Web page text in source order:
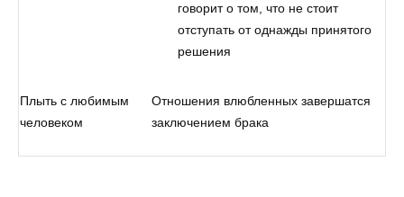
говорит о том, что не стоит
отступать от однажды принятого
решения
Плыть с любимым
человеком
Отношения влюбленных завершатся
заключением брака